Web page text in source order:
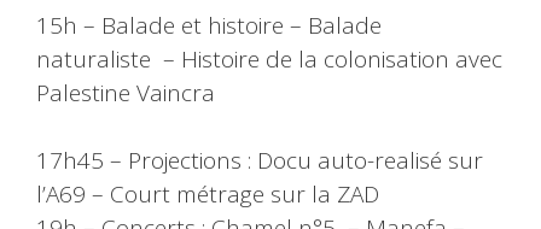
15h – Balade et histoire – Balade
naturaliste – Histoire de la colonisation avec
Palestine Vaincra
17h45 – Projections : Docu auto-realisé sur
l’A69 – Court métrage sur la ZAD